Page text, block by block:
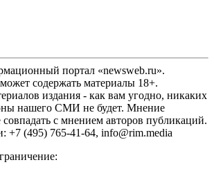
портал «newsweb.ru».
содержать материалы 18+.
издания - как вам угодно, никаких
нашего СМИ не будет. Мнение
с мнением авторов публикаций.
+7 (495) 765-41-64, info@rim.media